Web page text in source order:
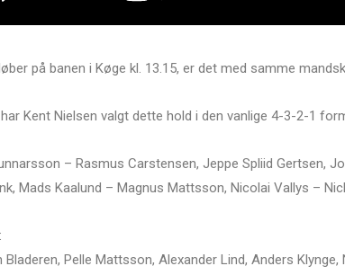
på banen i Køge kl. 13.15, er det med samme
Kent Nielsen valgt dette hold i den vanlige 4-3-2-1
– Rasmus Carstensen, Jeppe Spliid Gertsen,
Mads Kaalund – Magnus Mattsson, Nicolai Vallys –
Bladeren, Pelle Mattsson, Alexander Lind, Anders